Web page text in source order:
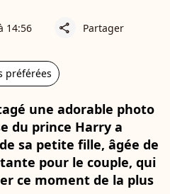
14:56 share Partager
préférées
une adorable photo
du prince Harry a
sa petite fille, âgée de
pour le couple, qui
ce moment de la plus